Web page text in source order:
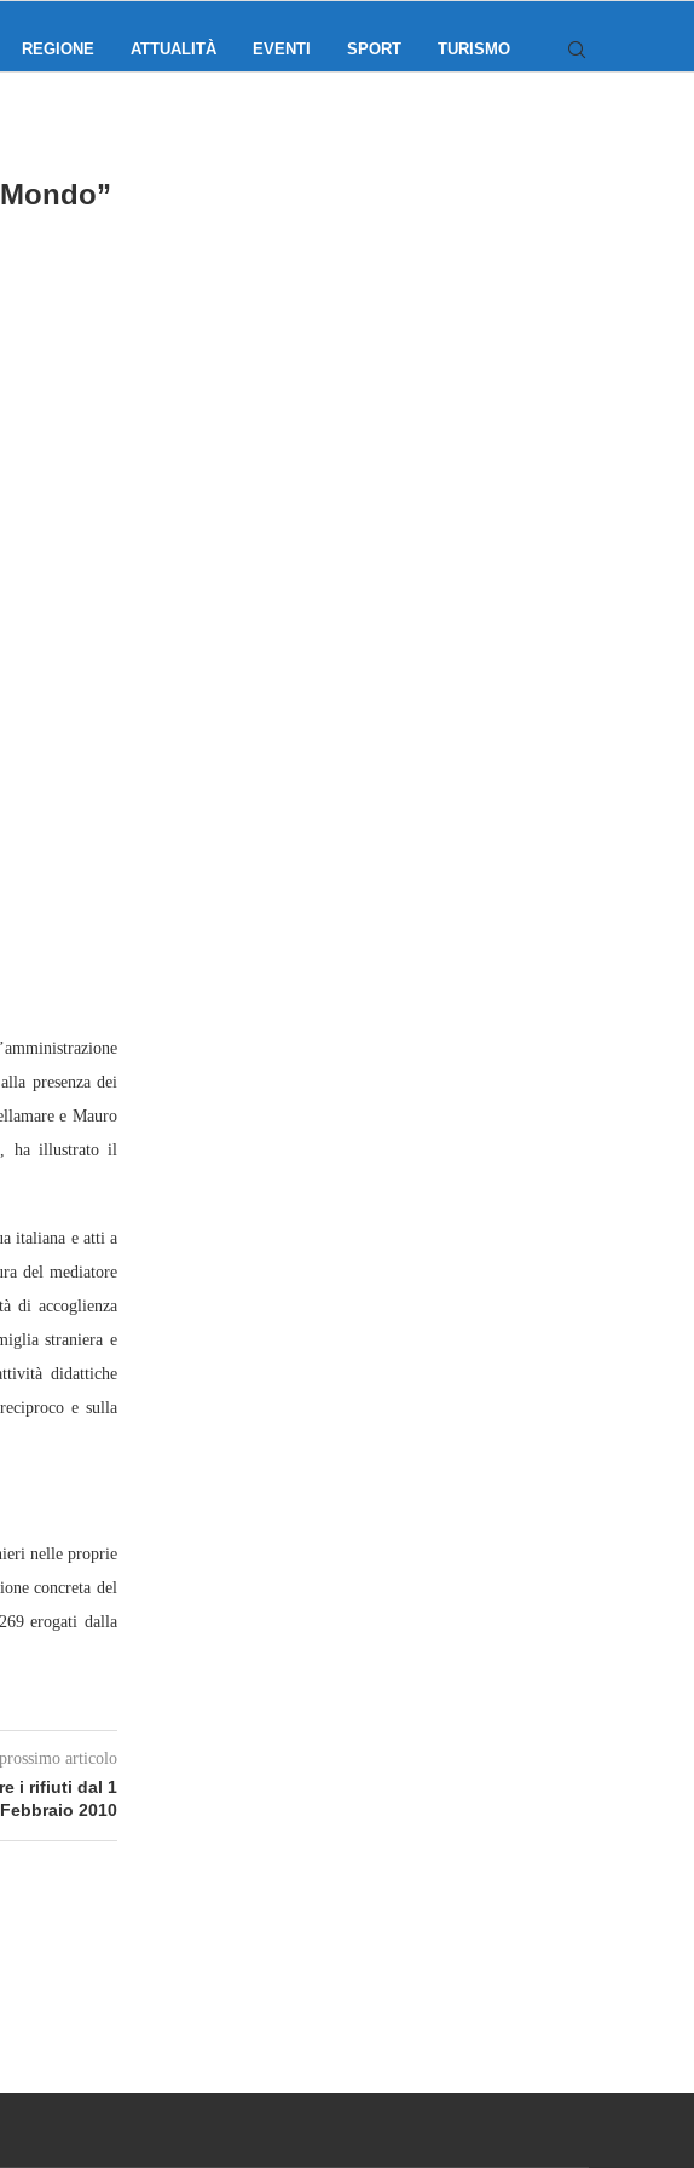
REGIONE ATTUALITÀ EVENTI SPORT TURISMO
presenza dei
e Mauro
ha illustrato il
italiana e atti a
del mediatore
di accoglienza
straniera e
didattiche
e sulla
nelle proprie
concreta del
erogati dalla
prossimo articolo
i rifiuti dal 1
Febbraio 2010